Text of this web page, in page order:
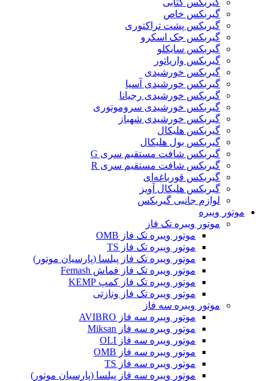
گیربکس خاص
گیربکس پشت تراکتوری
گیربکس جک اسکرو
گیربکس سایکلو
گیربکس واریاتور
گیربکس خورشیدی
گیربکس خورشیدی آسیا
گیربکس خورشیدی رجیانا
گیربکس خورشیدی سروموتوری
گیربکس خورشیدی شهباز
گیربکس هلیکال
گیربکس بول هلیکال
گیربکس شافت مستقیم سری G
گیربکس شافت مستقیم سری R
گیربکس قورباغه‌ای
گیربکس هلیکال آویز
لوازم جانبی گیربکس
موتور ویبره
موتور ویبره تک فاز
موتور ویبره تک فاز OMB
موتور ویبره تک فاز TS
موتور ویبره تک فاز پیلسا (پارسیان موتور)
موتور ویبره تک فاز فماش Femash
موتور ویبره تک فاز کمپ KEMP
موتور ویبره تک فاز ونازتی
موتور ویبره سه فاز
موتور ویبره سه فاز AVIBRO
موتور ویبره سه فاز Miksan
موتور ویبره سه فاز OLI
موتور ویبره سه فاز OMB
موتور ویبره سه فاز TS
موتور ویبره سه فاز پیلسا (پارسیان موتور)